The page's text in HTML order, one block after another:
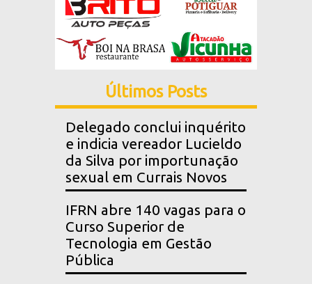
Últimos Posts
Delegado conclui inquérito
e indicia vereador Lucieldo
da Silva por importunação
sexual em Currais Novos
IFRN abre 140 vagas para o
Curso Superior de
Tecnologia em Gestão
Pública